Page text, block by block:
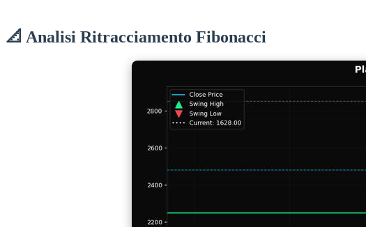
📐 Analisi Ritracciamento Fibonacci